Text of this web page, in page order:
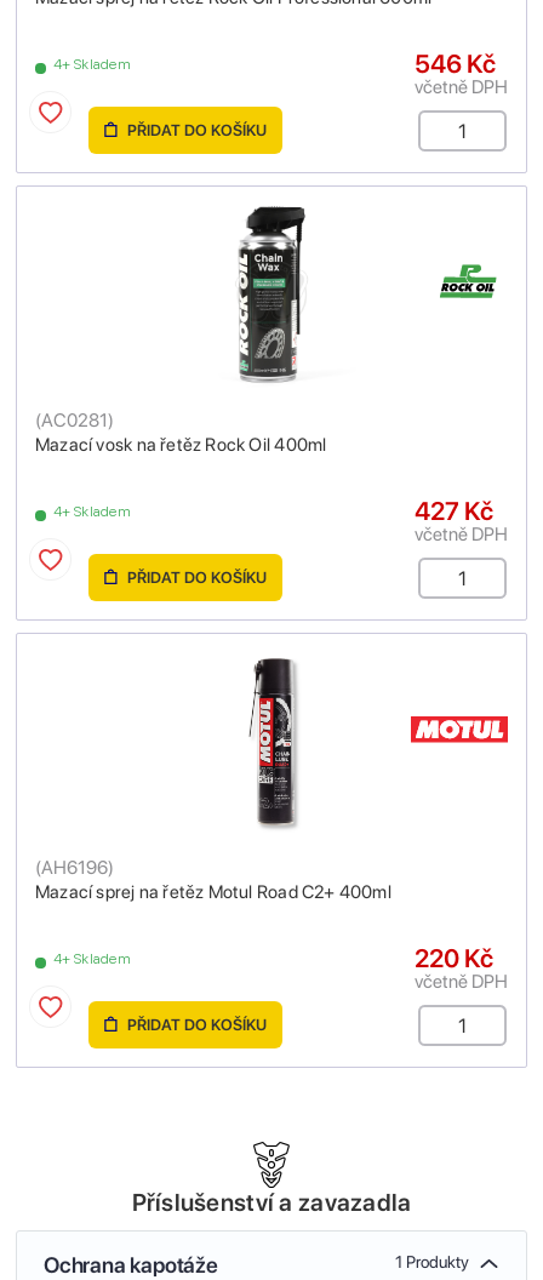
4+ Skladem 546 Kč
včetně DPH
PŘIDAT DO KOŠÍKU
Mazací vosk na řetěz Rock Oil 400ml
(AC0281)
4+ Skladem 427 Kč
včetně DPH
PŘIDAT DO KOŠÍKU
Mazací sprej na řetěz Motul Road C2+ 400ml
(AH6196)
4+ Skladem 220 Kč
včetně DPH
PŘIDAT DO KOŠÍKU
Příslušenství a zavazadla
Ochrana kapotáže 1 Produkty